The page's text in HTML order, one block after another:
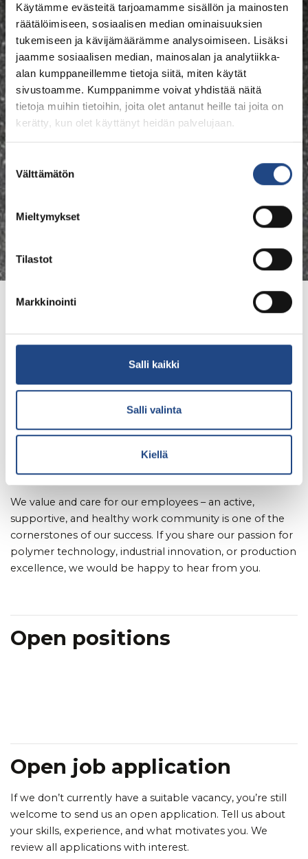
Käytämme evästeitä tarjoamamme sisällön ja mainosten
räätälöimiseen, sosiaalisen median ominaisuuksien
tukemiseen ja kävijämäärämme analysoimiseen. Lisäksi
jaamme sosiaalisen median, mainosalan ja analytiikka-
alan kumppaneillemme tietoja siitä, miten käytät
sivustoamme. Kumppanimme voivat yhdistää näitä
tietoja muihin tietoihin, joita olet antanut heille tai joita on
kerätty, kun olet käyttänyt heidän palvelujaan.
Suostumuksen
valinta
Välttämätön
Mieltymykset
Tilastot
Markkinointi
Salli kaikki
Salli valinta
Kiellä
Recruitment
Do you wish to become
part of the Teknikum
Group?
Our personnel is motivated, professional and self-
developing.
We value and care for our employees – an active,
supportive, and healthy work community is one of the
cornerstones of our success. If you share our passion for
polymer technology, industrial innovation, or production
excellence, we would be happy to hear from you.
Open positions
Open job application
If we don’t currently have a suitable vacancy, you’re still
welcome to send us an open application. Tell us about
your skills, experience, and what motivates you. We
review all applications with interest.